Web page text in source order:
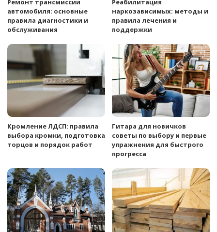
автомобиля: основные
правила диагностики и
обслуживания
наркозависимых: методы и
правила лечения и
поддержки
Кромление ЛДСП: правила
выбора кромки, подготовка
торцов и порядок работ
Гитара для новичков
советы по выбору и первые
упражнения для быстрого
прогресса